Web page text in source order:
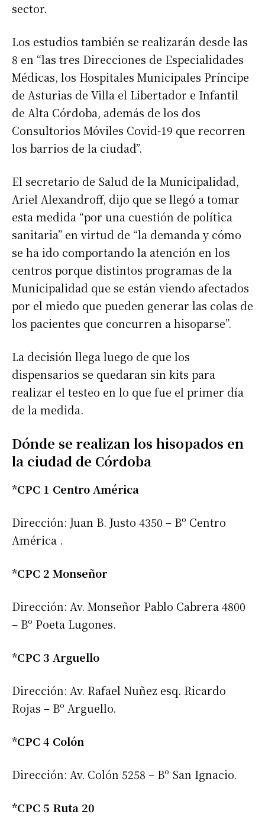
sector.
Los estudios también se realizarán desde las
8 en “las tres Direcciones de Especialidades
Médicas, los Hospitales Municipales Príncipe
de Asturias de Villa el Libertador e Infantil
de Alta Córdoba, además de los dos
Consultorios Móviles Covid-19 que recorren
los barrios de la ciudad”.
El secretario de Salud de la Municipalidad,
Ariel Alexandroff, dijo que se llegó a tomar
esta medida “por una cuestión de política
sanitaria” en virtud de “la demanda y cómo
se ha ido comportando la atención en los
centros porque distintos programas de la
Municipalidad que se están viendo afectados
por el miedo que pueden generar las colas de
los pacientes que concurren a hisoparse”.
La decisión llega luego de que los
dispensarios se quedaran sin kits para
realizar el testeo en lo que fue el primer día
de la medida.
Dónde se realizan los hisopados en
la ciudad de Córdoba
*CPC 1 Centro América
Dirección: Juan B. Justo 4350 – Bº Centro
América .
*CPC 2 Monseñor
Dirección: Av. Monseñor Pablo Cabrera 4800
– Bº Poeta Lugones.
*CPC 3 Arguello
Dirección: Av. Rafael Nuñez esq. Ricardo
Rojas – Bº Arguello.
*CPC 4 Colón
Dirección: Av. Colón 5258 – Bº San Ignacio.
*CPC 5 Ruta 20